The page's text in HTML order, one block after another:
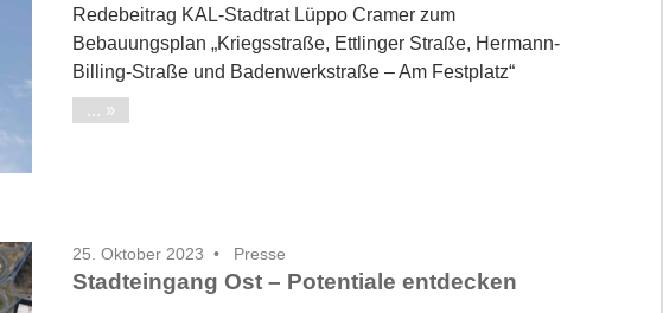
Redebeitrag KAL-Stadtrat Lüppo Cramer zum
Bebauungsplan „Kriegsstraße, Ettlinger Straße, Hermann-
Billing-Straße und Badenwerkstraße – Am Festplatz“
...
25. Oktober 2023 Presse
Stadteingang Ost – Potentiale entdecken